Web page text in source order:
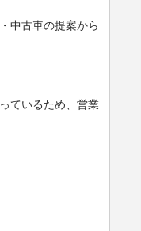
中古車の提案から
ているため、営業